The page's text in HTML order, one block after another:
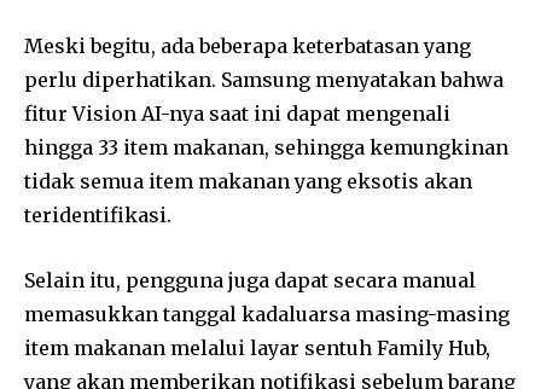
Meski begitu, ada beberapa keterbatasan yang
perlu diperhatikan. Samsung menyatakan bahwa
fitur Vision AI-nya saat ini dapat mengenali
hingga 33 item makanan, sehingga kemungkinan
tidak semua item makanan yang eksotis akan
teridentifikasi.
Selain itu, pengguna juga dapat secara manual
memasukkan tanggal kadaluarsa masing-masing
item makanan melalui layar sentuh Family Hub,
yang akan memberikan notifikasi sebelum barang